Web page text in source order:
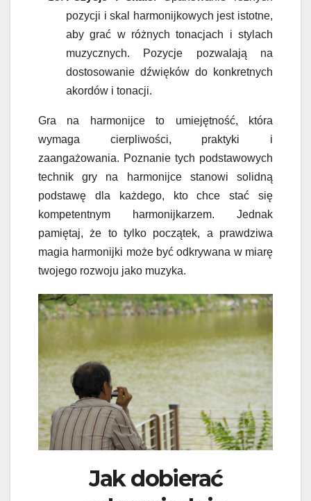
pozycji i skal harmonijkowych jest istotne,
aby grać w różnych tonacjach i stylach
muzycznych. Pozycje pozwalają na
dostosowanie dźwięków do konkretnych
akordów i tonacji.
Gra na harmonijce to umiejętność, która
wymaga cierpliwości, praktyki i
zaangażowania. Poznanie tych podstawowych
technik gry na harmonijce stanowi solidną
podstawę dla każdego, kto chce stać się
kompetentnym harmonijkarzem. Jednak
pamiętaj, że to tylko początek, a prawdziwa
magia harmonijki może być odkrywana w miarę
twojego rozwoju jako muzyka.
Jak dobierać